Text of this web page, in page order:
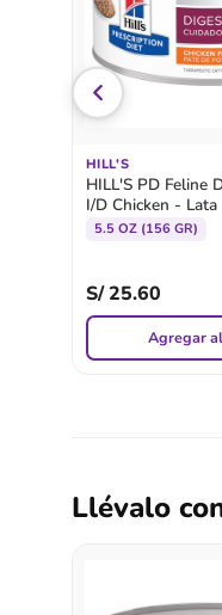
HILL'S
HILL'S PD Feline
I/D Chicken - Lata
5.5 OZ (156 GR)
S/25.60
Agregar
Llévalo